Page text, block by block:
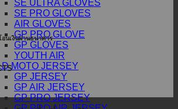
SE ULTRA GLOVES
SE PRO GLOVES
AIR GLOVES
GP PRO GLOVE
GP GLOVES
YOUTH AIR
MOTO JERSEY
GP JERSEY
GP AIR JERSEY
GP PRO JERSEY
นเงินผ่านธนาคาร